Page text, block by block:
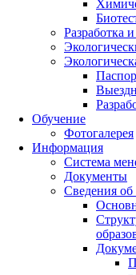
Разработка
Обучение
Фотогалерея
Информация
Система
Документы
Сведения об